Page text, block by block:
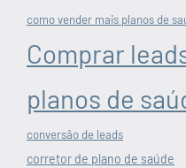
como vender mais planos de
Comprar
planos de
conversão de leads
corretor de plano de saúde